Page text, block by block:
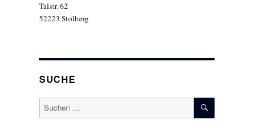
Talstr. 62
52223 Stolberg
SUCHE
Suchen
nach:
SUCHEN